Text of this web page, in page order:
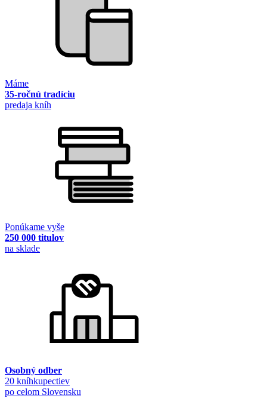
Máme
35-ročnú tradíciu
predaja kníh
Ponúkame vyše
250 000 titulov
na sklade
Osobný odber
20 kníhkupectiev
po celom Slovensku